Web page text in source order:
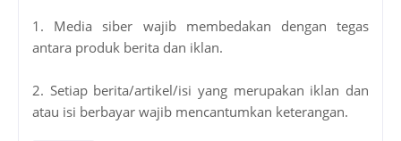
1. Media siber wajib membedakan dengan tegas
antara produk berita dan iklan.
2. Setiap berita/artikel/isi yang merupakan iklan dan
atau isi berbayar wajib mencantumkan keterangan.